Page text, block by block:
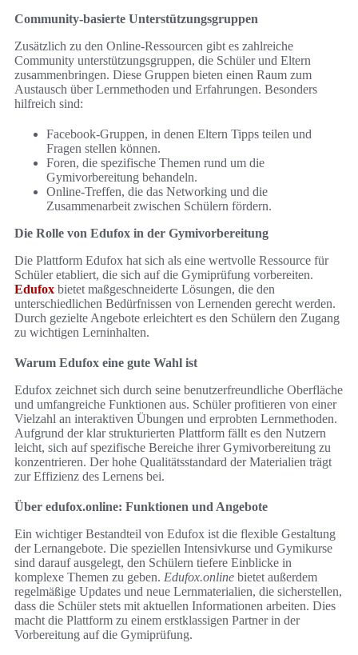
Community-basierte Unterstützungsgruppen
Zusätzlich zu den Online-Ressourcen gibt es zahlreiche
Community unterstützungsgruppen, die Schüler und Eltern
zusammenbringen. Diese Gruppen bieten einen Raum zum
Austausch über Lernmethoden und Erfahrungen. Besonders
hilfreich sind:
Facebook-Gruppen, in denen Eltern Tipps teilen und
Fragen stellen können.
Foren, die spezifische Themen rund um die
Gymivorbereitung behandeln.
Online-Treffen, die das Networking und die
Zusammenarbeit zwischen Schülern fördern.
Die Rolle von Edufox in der Gymivorbereitung
Die Plattform Edufox hat sich als eine wertvolle Ressource für
Schüler etabliert, die sich auf die Gymiprüfung vorbereiten.
Edufox bietet maßgeschneiderte Lösungen, die den
unterschiedlichen Bedürfnissen von Lernenden gerecht werden.
Durch gezielte Angebote erleichtert es den Schülern den Zugang
zu wichtigen Lerninhalten.
Warum Edufox eine gute Wahl ist
Edufox zeichnet sich durch seine benutzerfreundliche Oberfläche
und umfangreiche Funktionen aus. Schüler profitieren von einer
Vielzahl an interaktiven Übungen und erprobten Lernmethoden.
Aufgrund der klar strukturierten Plattform fällt es den Nutzern
leicht, sich auf spezifische Bereiche ihrer Gymivorbereitung zu
konzentrieren. Der hohe Qualitätsstandard der Materialien trägt
zur Effizienz des Lernens bei.
Über edufox.online: Funktionen und Angebote
Ein wichtiger Bestandteil von Edufox ist die flexible Gestaltung
der Lernangebote. Die speziellen Intensivkurse und Gymikurse
sind darauf ausgelegt, den Schülern tiefere Einblicke in
komplexe Themen zu geben. Edufox.online bietet außerdem
regelmäßige Updates und neue Lernmaterialien, die sicherstellen,
dass die Schüler stets mit aktuellen Informationen arbeiten. Dies
macht die Plattform zu einem erstklassigen Partner in der
Vorbereitung auf die Gymiprüfung.